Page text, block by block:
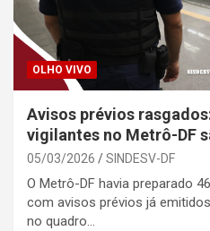
OLHO VIVO
Avisos prévios
vigilantes no Metrô-DF
05/03/2026 SINDESV-DF
O Metrô-DF havia preparado
com avisos prévios já
no quadro…